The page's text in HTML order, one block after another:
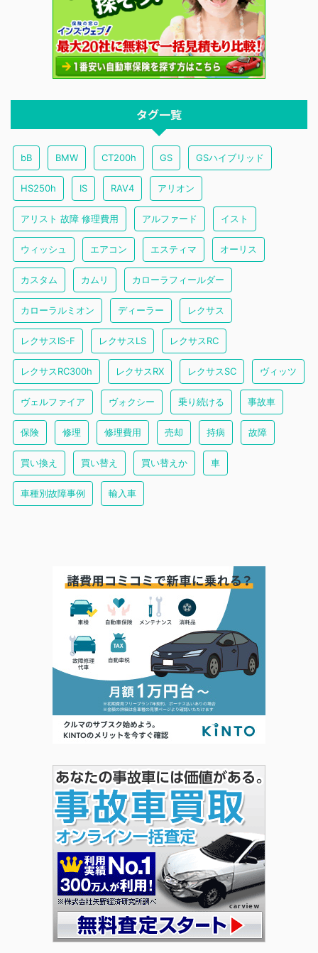
タグ一覧
bB BMW CT200h GS GSハイブリッド
HS250h IS RAV4 アリオン
アリスト 故障 修理費用 アルファード イスト
ウィッシュ エアコン エスティマ オーリス
カスタム カムリ カローラフィールダー
カローラルミオン ディーラー レクサス
レクサスIS-F レクサスLS レクサスRC
レクサスRC300h レクサスRX レクサスSC ヴィッツ
ヴェルファイア ヴォクシー 乗り続ける 事故車
保険 修理 修理費用 売却 持病 故障
買い換え 買い替え 買い替えか 車
車種別故障事例 輸入車